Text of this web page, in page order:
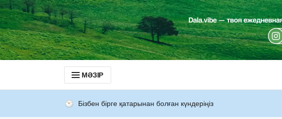
МӘЗІР
Бізбен бірге қатарынан болған күндеріңіз